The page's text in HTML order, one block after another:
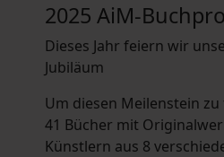
2025 AiM-
Dieses Jahr feiern wir
Jubiläum
Um diesen Meilenstein
41 Bücher mit
Künstlern aus 8